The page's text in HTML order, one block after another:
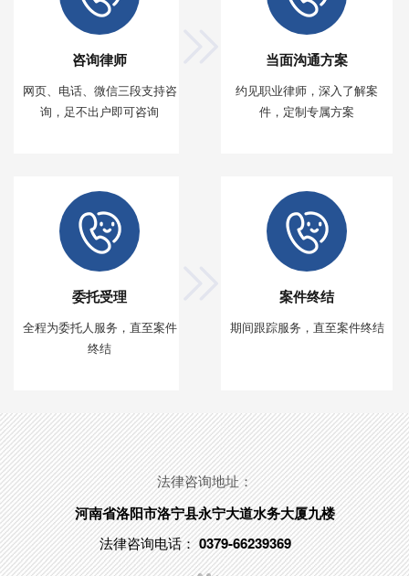
咨询律师
网页、电话、微信三段支持咨
询，足不出户即可咨询
当面沟通方案
约见职业律师，深入了解案
件，定制专属方案
委托受理
全程为委托人服务，直至案件
终结
案件终结
期间跟踪服务，直至案件终结
法律咨询地址：
河南省洛阳市洛宁县永宁大道水务大厦九楼
法律咨询电话：0379-66239369